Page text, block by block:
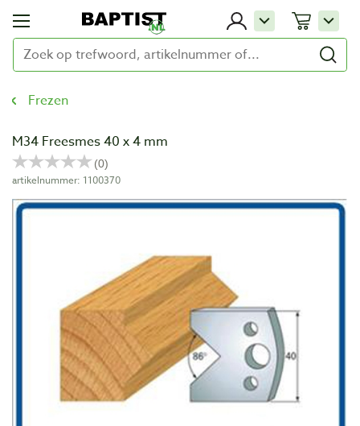
Frezen
M34 Freesmes 40 x 4 mm
artikelnummer: 1100370